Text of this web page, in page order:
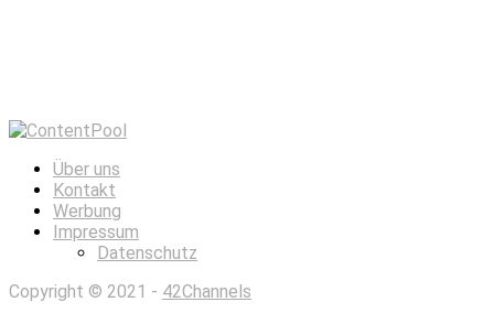
Über uns
Kontakt
Werbung
Impressum
Datenschutz
Copyright © 2021 - 42Channels